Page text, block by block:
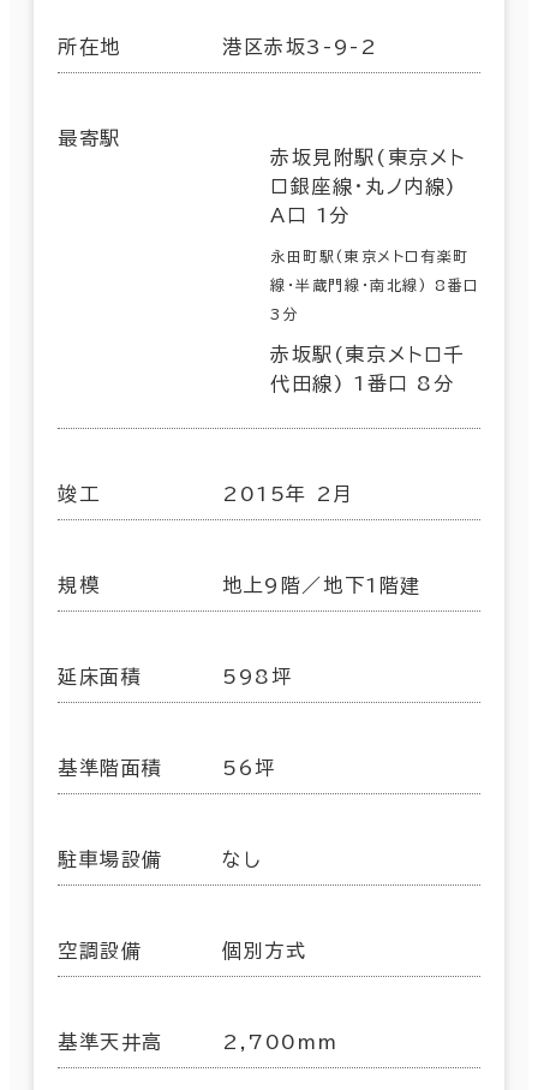
所在地 港区赤坂3-9-2
最寄駅
赤坂見附駅(東京メト
ロ銀座線･丸ノ内線)
A口 1分
永田町駅(東京メトロ有楽町
線･半蔵門線･南北線) 8番口
3分
赤坂駅(東京メトロ千
代田線) 1番口 8分
竣工 2015年 2月
規模 地上9階／地下1階建
延床面積 598坪
基準階面積 56坪
駐車場設備 なし
空調設備 個別方式
基準天井高 2,700mm